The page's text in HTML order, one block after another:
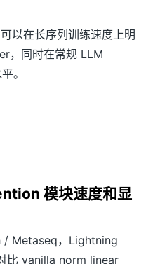
以在长序列训练速度上明
，同时在常规 LLM
。
模块速度和显
/ Metaseq，Lightning
比 vanilla norm linear